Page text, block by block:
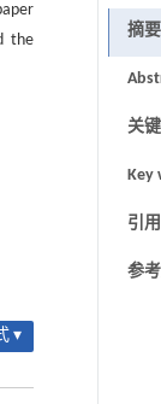
the
▾
摘要
关
Key
引
参